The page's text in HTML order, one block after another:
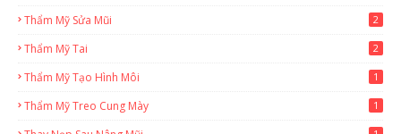
Thẩm Mỹ Sửa Mũi 2
Thẩm Mỹ Tai 2
Thẩm Mỹ Tạo Hình Môi 1
Thẩm Mỹ Treo Cung Mày 1